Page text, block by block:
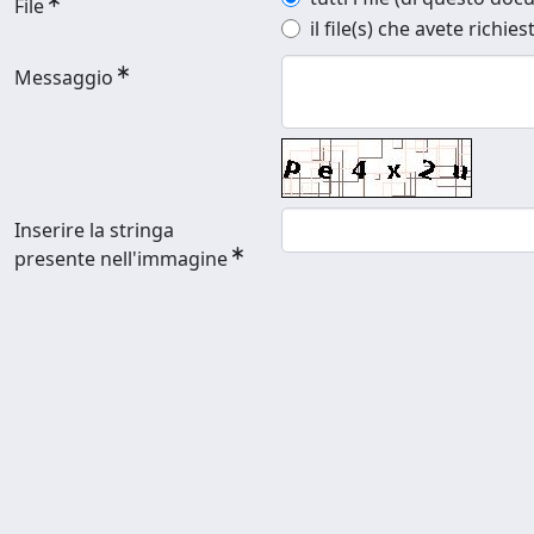
File
il file(s) che avete
Messaggio
Inserire la stringa
presente nell'immagine